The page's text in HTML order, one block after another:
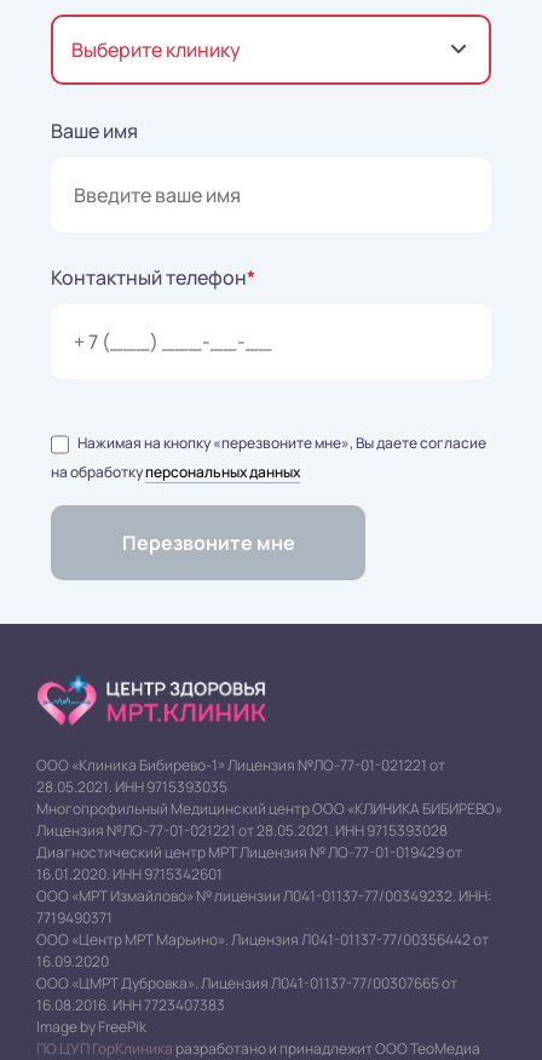
Выберите клинику
Ваше имя
Контактный телефон*
Нажимая на кнопку «перезвоните мне», Вы даете согласие
на обработкуперсональных данных
ООО «Клиника Бибирево-1» Лицензия №ЛО-77-01-021221 от
28.05.2021. ИНН 9715393035
Многопрофильный Медицинский центр ООО «КЛИНИКА БИБИРЕВО»
Лицензия №ЛО-77-01-021221 от 28.05.2021. ИНН 9715393028
Диагностический центр МРТ Лицензия № ЛО-77-01-019429 от
16.01.2020. ИНН 9715342601
ООО «МРТ Измайлово» № лицензии Л041-01137-77/00349232. ИНН:
7719490371
ООО «Центр МРТ Марьино». Лицензия Л041-01137-77/00356442 от
16.09.2020
ООО «ЦМРТ Дубровка». Лицензия Л041-01137-77/00307665 от
16.08.2016. ИНН 7723407383
Image by FreePik
ПО ЦУП ГорКлиника разработано и принадлежит ООО ТеоМедиа